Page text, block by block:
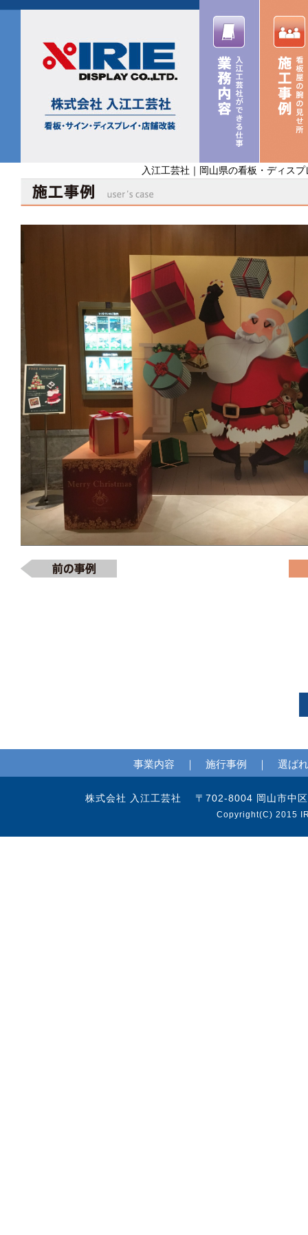
入江工芸社｜岡山県の看板・ディス
事業内容 ｜ 施行事例 ｜ 選ば
株式会社 入江工芸社 〒702-8004 岡山市
Copyright(C) 2015